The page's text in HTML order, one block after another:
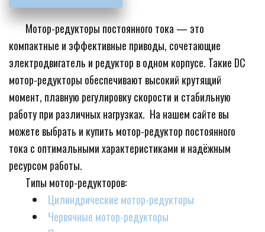
       Мотор-редукторы постоянного тока — это
компактные и эффективные приводы, сочетающие
электродвигатель и редуктор в одном корпусе. Такие DC
мотор-редукторы обеспечивают высокий крутящий
момент, плавную регулировку скорости и стабильную
работу при различных нагрузках.  На нашем сайте вы
можете выбрать и купить мотор-редуктор постоянного
тока с оптимальными характеристиками и надёжным
ресурсом работы.
       Типы мотор-редукторов:
Цилиндрические мотор-редукторы
Червячные мотор-редукторы